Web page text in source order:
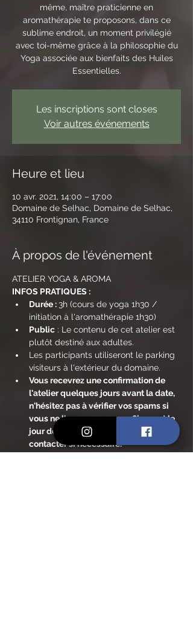
même, maître praticienne en
aromathérapie te proposons, dans ce
sublime endroit, un moment privilégié
avec toi-même grâce à la philosophie du
Yoga associée aux bienfaits des Huiles
Essentielles.
Les inscriptions sont closes
Voir autres événements
Heure et lieu
10 avr. 2021, 14:00 – 17:00
Domaine de Selhac, Domaine de Selhac,
34110 Frontignan, France
À propos de l'événement
ATELIER YOGA & AROMA
INFOS PRATIQUES :
Durée : 3h (cours de yoga 1h30 /
initiation à l'aromathérapie 1h30)
Public : Le contenu de cet atelier est
plutôt destiné aux adultes.
Les participants utiliseront le parking
visiteurs à l'extérieur du domaine.
Vous recevrez une confirmation de
l'atelier quelques jours avant la date,
n'hésitez pas à vérifier vos spams si
vous ne l'avez pas reçue 48h avant le
jour de notre rencontre et à me
contacter si nécessaire.